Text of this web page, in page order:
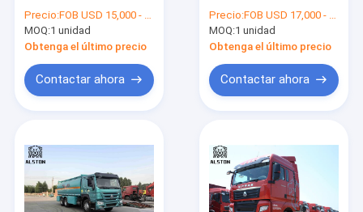
Precio:FOB USD 15,000 - 27,000 PER UNIT
MOQ:1 unidad
Obtenga el último precio
Contactar ahora
6x4 371HP
Precio:FOB USD 17,000 - 29,000 PER UNIT
MOQ:1 unidad
Obtenga el último precio
Contactar ahora